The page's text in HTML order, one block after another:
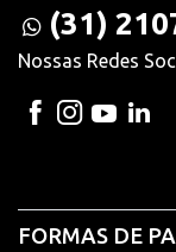
(31)
Nossas Redes
FORMAS DE